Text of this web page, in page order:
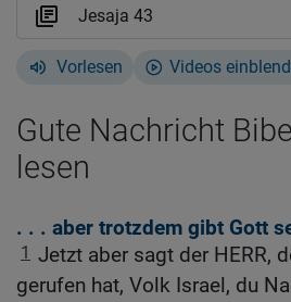
Vorlesen Videos
Gute Nachricht
lesen
. . . aber trotzdem gibt Gott
1 Jetzt aber sagt der HERR,
gerufen hat, Volk Israel, du